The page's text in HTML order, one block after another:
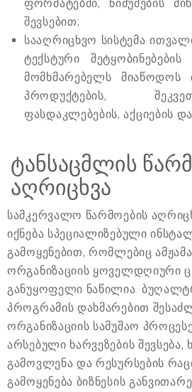
ფორმატებში, ნიმუშების
შევსებით;
სააღრიცხვო სისტემა
ტექსტური
მომხმარებელს მიაწოდოს
პროდუქტების,
ფასდაკლებების, აქციების და
ტანსაცმლის
აღრიცხვა
სამკერვალო წარმოების
იქნება სპეციალიზებული
გამოყენებით, რომლებიც
ორგანიზაციის ყოველდღიური
განუყოფელი ნაწილია.
პროგრამის დახმარებით
ორგანიზაციის სამუშაო
არსებული ხარვეზების შევსება,
გამოვლენა და რესურსების
გამოყენება ბიზნესის